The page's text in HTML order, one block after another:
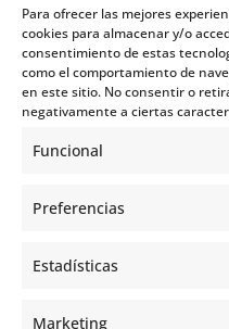
Para ofrecer las mejores
cookies para almacenar y/o
consentimiento de estas
como el comportamiento de
en este sitio. No consentir o
negativamente a ciertas
Funcional
Preferencias
Estadísticas
Marketing
C/ Caballero
03181